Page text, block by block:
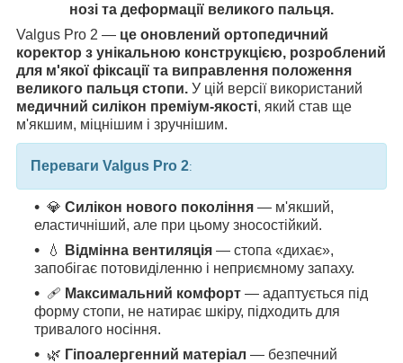
нозі та деформації великого пальця.
Valgus Pro 2 — це оновлений ортопедичний
коректор з унікальною конструкцією, розроблений
для м'якої фіксації та виправлення положення
великого пальця стопи. У цій версії використаний
медичний силікон преміум-якості, який став ще
м'якшим, міцнішим і зручнішим.
Переваги Valgus Pro 2:
💎 Силікон нового покоління — м'якший,
еластичніший, але при цьому зносостійкий.
💧
Відмінна вентиляція — стопа «дихає»,
запобігає потовиділенню і неприємному запаху.
🩹 Максимальний комфорт — адаптується під
форму стопи, не натирає шкіру, підходить для
тривалого носіння.
🌿 Гіпоалергенний матеріал — безпечний